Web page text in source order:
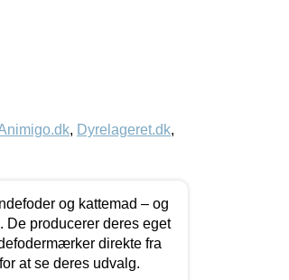
, Dyrelageret.dk,
og kattemad – og
producerer deres eget
direkte fra
at se deres udvalg.